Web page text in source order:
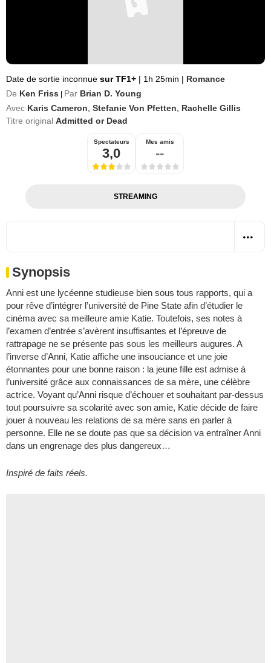
Date de sortie inconnue sur TF1+ | 1h 25min | Romance
De Ken Friss Par Brian D. Young
Avec Karis Cameron Stefanie Von Pfetten
Rachelle Gillis
Titre original Admitted or Dead
Spectateurs
3,0
Mes amis
--
STREAMING
Synopsis
Anni est une lycéenne studieuse bien sous tous rapports, qui a
pour rêve d’intégrer l’université de Pine State afin d’étudier le
cinéma avec sa meilleure amie Katie. Toutefois, ses notes à
l’examen d’entrée s’avèrent insuffisantes et l’épreuve de
rattrapage ne se présente pas sous les meilleurs augures. A
l’inverse d’Anni, Katie affiche une insouciance et une joie
étonnantes pour une bonne raison : la jeune fille est admise à
l’université grâce aux connaissances de sa mère, une célèbre
actrice. Voyant qu’Anni risque d’échouer et souhaitant par-dessus
tout poursuivre sa scolarité avec son amie, Katie décide de faire
jouer à nouveau les relations de sa mère sans en parler à
personne. Elle ne se doute pas que sa décision va entraîner Anni
dans un engrenage des plus dangereux…
Inspiré de faits réels.